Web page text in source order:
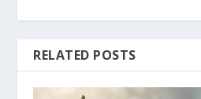
RELATED POSTS